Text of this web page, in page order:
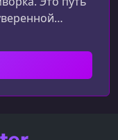
в
материале вы
навыки и
которые
мобильных